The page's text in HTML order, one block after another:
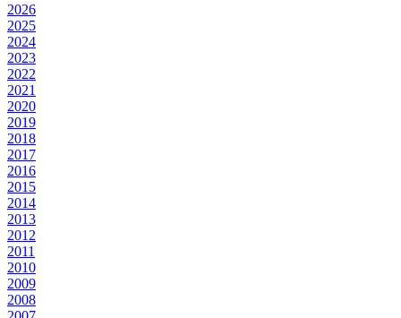
2026
2025
2024
2023
2022
2021
2020
2019
2018
2017
2016
2015
2014
2013
2012
2011
2010
2009
2008